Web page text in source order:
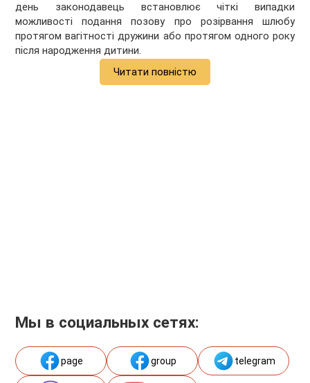
день законодавець встановлює чіткі випадки
можливості подання позову про розірвання шлюбу
протягом вагітності дружини або протягом одного року
після народження дитини.
Читати повністю
Мы в социальных сетях:
page group telegram